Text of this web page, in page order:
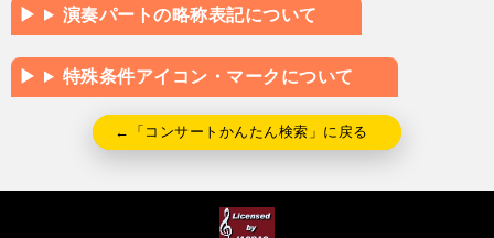
演奏パートの略称表記について
特殊条件アイコン・マークについて
←「コンサートかんたん検索」に戻る